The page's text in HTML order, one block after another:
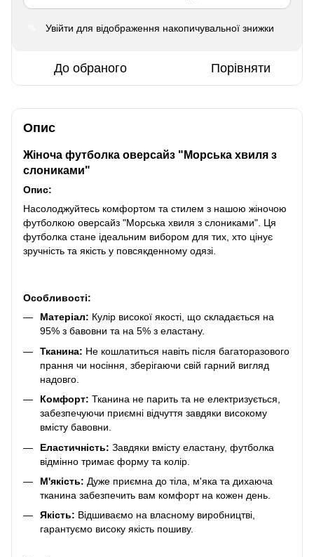
Увійти для відображення накопичувальної знижки
До обраного Порівняти
Опис
Жіноча футболка оверсайз "Морська хвиля з
слониками"
Опис:
Насолоджуйтесь комфортом та стилем з нашою жіночою
футболкою оверсайз "Морська хвиля з слониками". Ця
футболка стане ідеальним вибором для тих, хто цінує
зручність та якість у повсякденному одязі.
Особливості:
Матеріал: Кулір високої якості, що складається на
95% з бавовни та на 5% з еластану.
Тканина: Не кошлатиться навіть після багаторазового
прання чи носіння, зберігаючи свій гарний вигляд
надовго.
Комфорт: Тканина не парить та не електризується,
забезпечуючи приємні відчуття завдяки високому
вмісту бавовни.
Еластичність: Завдяки вмісту еластану, футболка
відмінно тримає форму та колір.
М'якість: Дуже приємна до тіла, м'яка та дихаюча
тканина забезпечить вам комфорт на кожен день.
Якість: Відшиваємо на власному виробництві,
гарантуємо високу якість пошиву.